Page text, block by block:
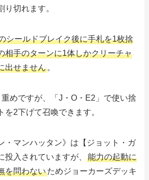
り切れます。
シールドブレイク後に手札を1枚捨
相手のターンに1体しかクリーチャ
出せません 。
めですが、「J・O・E2」で使い捨
を2下げて召喚できます。
・マンハッタン》は【ジョット・ガ
投入されていますが、能力の起動に
を問わないためジョーカーズデッキ